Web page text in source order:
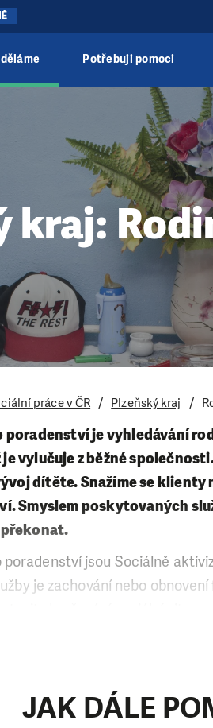
Potřebuji pomoci
kraj:
práce v ČR Plzeňský kraj
poradenství je vyhledávání
vylučuje z běžné
dítěte. Snažíme se
Smyslem poskytovaných
překonat.
jsou Sociálně
je zachování nebo
zhoršování sociální
JAK DÁLE